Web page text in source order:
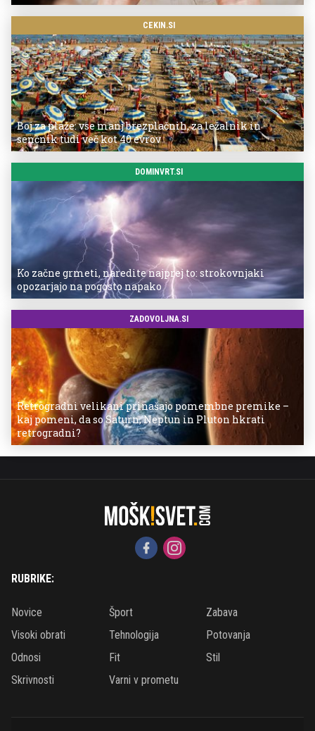
CEKIN.SI
Boj za plaže: vse manj brezplačnih, za ležalnik in
senčnik tudi več kot 40 evrov
DOMINVRT.SI
Ko začne grmeti, naredite najprej to: strokovnjaki
opozarjajo na pogosto napako
ZADOVOLJNA.SI
Retrogradni velikani prinašajo pomembne premike –
kaj pomeni, da so Saturn, Neptun in Pluton hkrati
retrogradni?
RUBRIKE:
Novice Šport
Zabava
Visoki obrati
Tehnologija
Potovanja
Odnosi
Fit
Stil
Skrivnosti
Varni v prometu